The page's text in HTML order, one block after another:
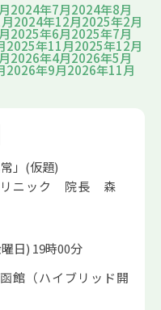
2024年7月2024年8月
2024年12月2025年2月
2025年6月2025年7月
2025年11月2025年12月
2026年4月2026年5月
2026年9月2026年11月
」(仮題)
リニック 院長 森
日) 19時00分
館（ハイブリッド開